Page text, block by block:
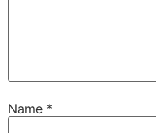
Name *